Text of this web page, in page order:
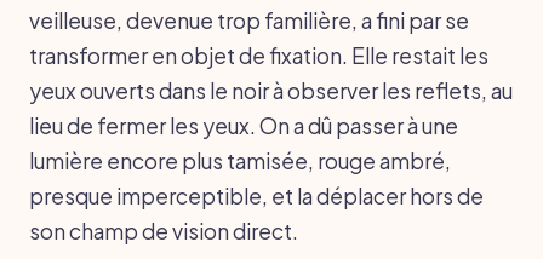
veilleuse, devenue trop familière, a fini par se
transformer en objet de fixation. Elle restait les
yeux ouverts dans le noir à observer les reflets, au
lieu de fermer les yeux. On a dû passer à une
lumière encore plus tamisée, rouge ambré,
presque imperceptible, et la déplacer hors de
son champ de vision direct.